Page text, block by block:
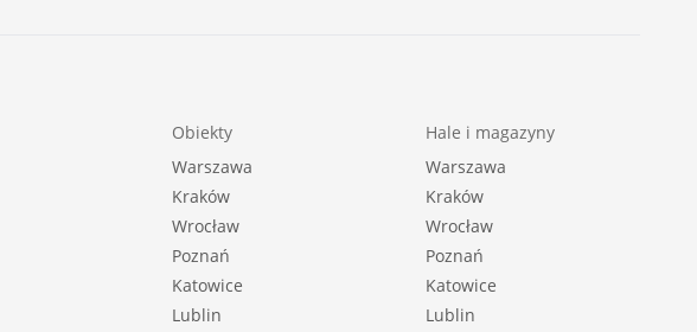
Obiekty
Warszawa
Kraków
Wrocław
Poznań
Katowice
Lublin
Hale i magazyny
Warszawa
Kraków
Wrocław
Poznań
Katowice
Lublin